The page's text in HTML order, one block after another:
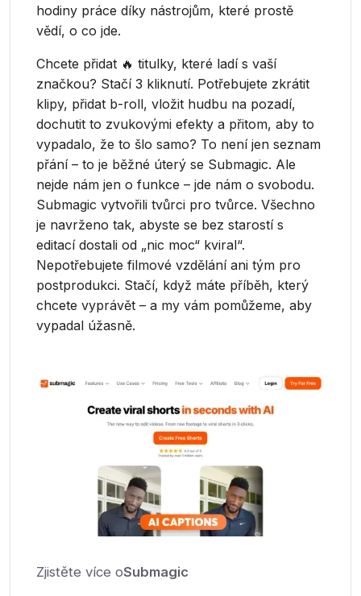
hodiny práce díky nástrojům, které prostě
vědí, o co jde.
Chcete přidat 🔥 titulky, které ladí s vaší
značkou? Stačí 3 kliknutí. Potřebujete zkrátit
klipy, přidat b-roll, vložit hudbu na pozadí,
dochutit to zvukovými efekty a přitom, aby to
vypadalo, že to šlo samo? To není jen seznam
přání – to je běžné úterý se Submagic. Ale
nejde nám jen o funkce – jde nám o svobodu.
Submagic vytvořili tvůrci pro tvůrce. Všechno
je navrženo tak, abyste se bez starostí s
editací dostali od „nic moc“ kviral“.
Nepotřebujete filmové vzdělání ani tým pro
postprodukci. Stačí, když máte příběh, který
chcete vyprávět – a my vám pomůžeme, aby
vypadal úžasně.
Zjistěte více oSubmagic